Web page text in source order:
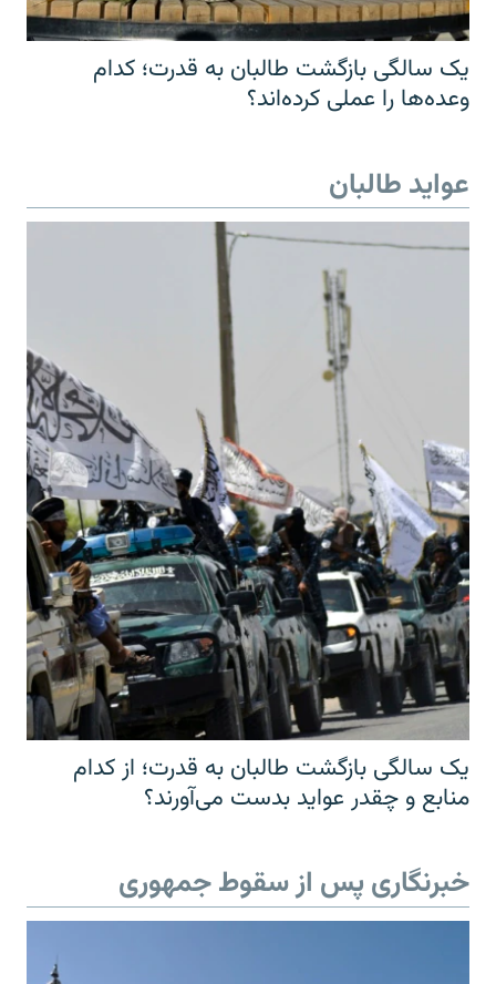
یک سالگی بازگشت طالبان به قدرت؛ کدام
وعده‌ها را عملی کرده‌اند؟
عواید طالبان
یک سالگی بازگشت طالبان به قدرت؛ از کدام
منابع و چقدر عواید بدست می‌آورند؟
خبرنگاری پس از سقوط جمهوری